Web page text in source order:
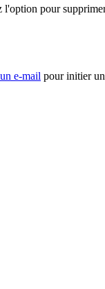
pour
e-mail pour initier